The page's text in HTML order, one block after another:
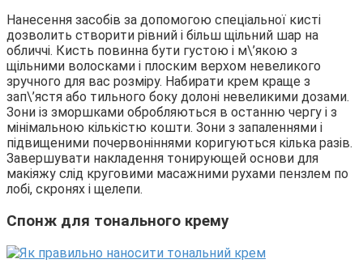
Нанесення засобів за допомогою спеціальної кисті
дозволить створити рівний і більш щільний шар на
обличчі. Кисть повинна бути густою і м\’якою з
щільними волосками і плоским верхом невеликого
зручного для вас розміру. Набирати крем краще з
зап\’ястя або тильного боку долоні невеликими дозами.
Зони із зморшками обробляються в останню чергу і з
мінімальною кількістю кошти. Зони з запаленнями і
підвищеними почервоніннями коригуються кілька разів.
Завершувати накладення тонирующей основи для
макіяжу слід круговими масажними рухами пензлем по
лобі, скронях і щелепи.
Спонж для тонального крему